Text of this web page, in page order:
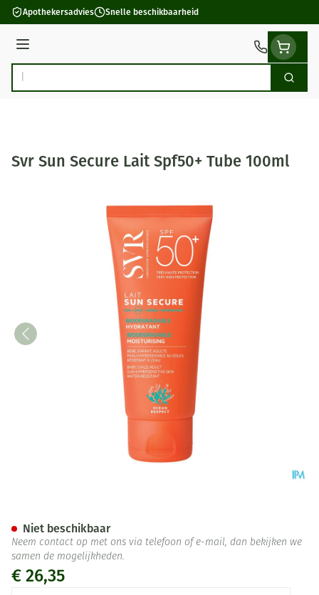
Ga naar de inhoud
Apothekersadvies Snelle beschikbaarheid
Menu
Product, merk, categorie... Zoek
Svr Sun Secure Lait Spf50+ Tube 100ml
€ 26,35
Niet beschikbaar
Neem contact op met ons via telefoon of e-mail, dan bekijken we
samen de mogelijkheden.